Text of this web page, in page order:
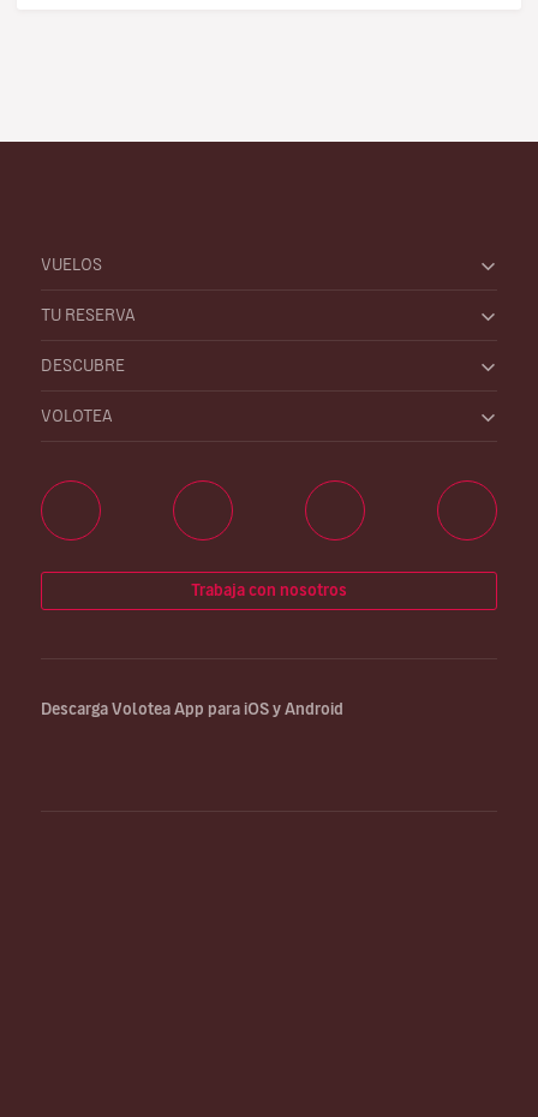
VUELOS
TU RESERVA
DESCUBRE
VOLOTEA
Trabaja con nosotros
Descarga Volotea App para iOS y Android